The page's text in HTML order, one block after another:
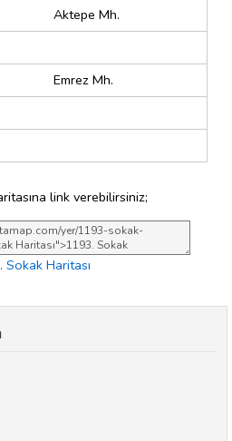
Aktepe Mh.
Emrez Mh.
link verebilirsiniz;
Haritası